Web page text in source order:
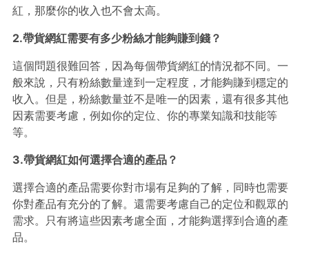
紅，那麼你的收入也不會太高。
2.帶貨網紅需要有多少粉絲才能夠賺到錢？
這個問題很難回答，因為每個帶貨網紅的情況都不同。一
般來說，只有粉絲數量達到一定程度，才能夠賺到穩定的
收入。但是，粉絲數量並不是唯一的因素，還有很多其他
因素需要考慮，例如你的定位、你的專業知識和技能等
等。
3.帶貨網紅如何選擇合適的產品？
選擇合適的產品需要你對市場有足夠的了解，同時也需要
你對產品有充分的了解。還需要考慮自己的定位和觀眾的
需求。只有將這些因素考慮全面，才能夠選擇到合適的產
品。